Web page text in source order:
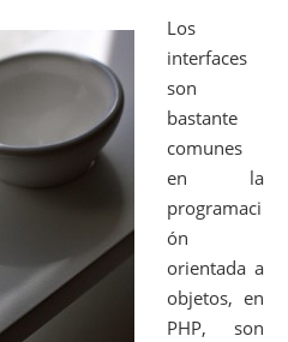
Los
interfaces
son
bastante
comunes
en la
programaci
ón
orientada a
objetos, en
PHP, son